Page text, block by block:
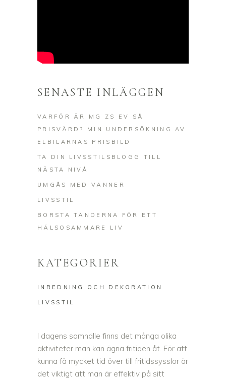
SENASTE INLÄGGEN
VARFÖR ÄR MG ZS EV SÅ
PRISVÄRD? MIN UNDERSÖKNING AV
ELBILARNAS PRISBILD
TA DIN LIVSSTILSBLOGG TILL
NÄSTA NIVÅ
UMGÅS MED VÄNNER
LIVSSTIL
BORSTA TÄNDERNA FÖR ETT
HÄLSOSAMMARE LIV
KATEGORIER
INREDNING OCH DEKORATION
LIVSSTIL
I dagens samhälle finns det många olika
aktiviteter man kan ägna fritiden åt. För att
kunna få mycket tid över till fritidssysslor är
det viktigt att man är effektiv på sitt